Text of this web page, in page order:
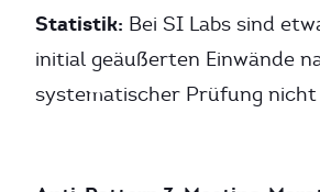
Statistik: Bei SI Labs sind
initial geäußerten Einwände
systematischer Prüfung nicht